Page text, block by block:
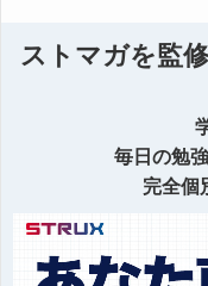
ストマガを監
毎日の勉
完全個